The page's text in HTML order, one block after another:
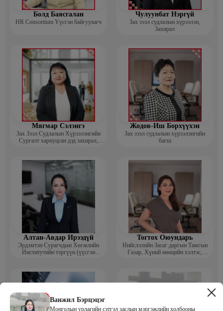
Ванжил Бэрцэцэг
Монголын урлагийн сэтгэл заслын мэргэжлийн холбооны
Болд Баясгалан
HR Consortium Үүсгэн байгуулагч
Чулуунбат Нэргүй
Зах зээл судлалын хүрээлэн,
Захирал
Мягмар Сэлэнгэ
Зах Зээл Судлалын Хүрээлэнгийн
Сургалт хариуцсан дэд захирал,
Жодов-Иш Борхүүхэн
Зах зээл судлалын хүрээлэнгийн
багш
Алтан-Авдар Ирээдүй
Эрдэмтэн Сурагчдын Хөгжлийн
Институтийн тэргүүн (үүсгэн
Тогтох Оюундарь
Нийслэлийн Засаг даргын Тамгын
Газар, Хүний нөөцийн хэлтэс,